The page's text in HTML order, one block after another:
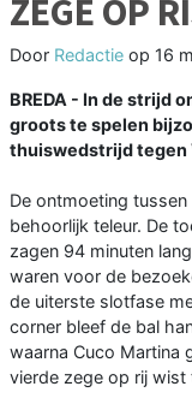
ZEGE OP
Door Redactie op 16
BREDA - In de strijd
groots te spelen
thuiswedstrijd tegen
De ontmoeting tussen
behoorlijk teleur. De
zagen 94 minuten
waren voor de
de uiterste slotfase
corner bleef de bal
waarna Cuco Martina
vierde zege op rij wist